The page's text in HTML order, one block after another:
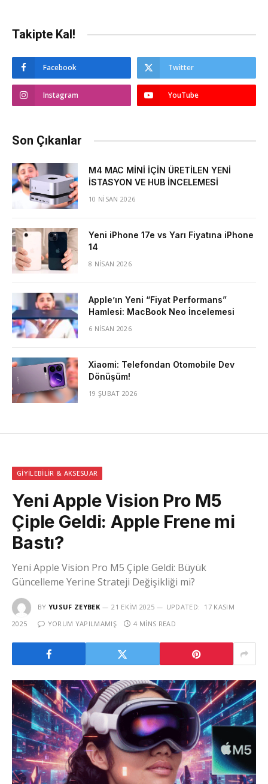
Takipte Kal!
Facebook Twitter
Instagram YouTube
Son Çıkanlar
M4 MAC MİNİ İÇİN ÜRETİLEN YENİ
İSTASYON VE HUB İNCELEMESİ
10 NISAN 2026
Yeni iPhone 17e vs Yarı Fiyatına iPhone
14
8 NISAN 2026
Apple’ın Yeni “Fiyat Performans”
Hamlesi: MacBook Neo İncelemesi
6 NISAN 2026
Xiaomi: Telefondan Otomobile Dev
Dönüşüm!
19 ŞUBAT 2026
GIYILEBILIR & AKSESUAR
Yeni Apple Vision Pro M5
Çiple Geldi: Apple Frene mi
Bastı?
Yeni Apple Vision Pro M5 Çiple Geldi: Büyük
Güncelleme Yerine Strateji Değişikliği mi?
BY YUSUF ZEYBEK 21 EKIM 2025 UPDATED: 17 KASIM
2025
YORUM YAPILMAMIŞ 4 MINS READ